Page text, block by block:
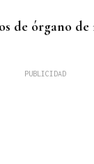
de órgano de